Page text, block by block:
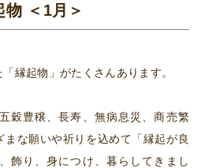
＜1月＞
縁起物」がたくさんあります。
穀豊穣、長寿、無病息災、商売繁
な願いや祈りを込めて「縁起が良
飾り、身につけ、暮らしてきまし